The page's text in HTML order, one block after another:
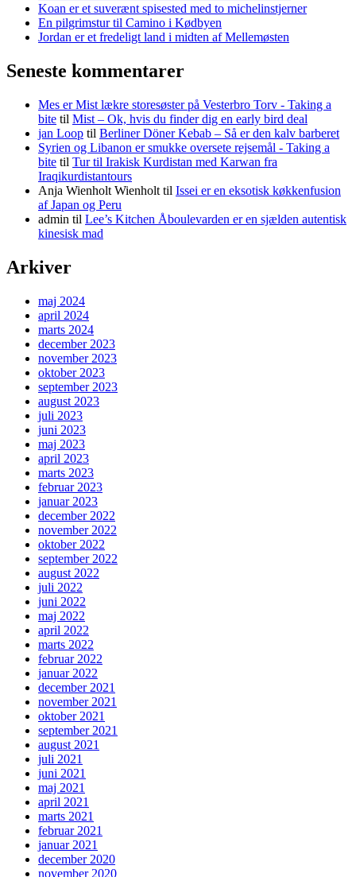
Koan er et suverænt spisested med to michelinstjerner
En pilgrimstur til Camino i Kødbyen
Jordan er et fredeligt land i midten af Mellemøsten
Seneste kommentarer
Mes er Mist lækre storesøster på Vesterbro Torv - Taking a
bite til Mist – Ok, hvis du finder dig en early bird deal
jan Loop til Berliner Döner Kebab – Så er den kalv barberet
Syrien og Libanon er smukke oversete rejsemål - Taking a
bite til Tur til Irakisk Kurdistan med Karwan fra
Iraqikurdistantours
Anja Wienholt Wienholt til Issei er en eksotisk køkkenfusion
af Japan og Peru
admin til Lee’s Kitchen Åboulevarden er en sjælden autentisk
kinesisk mad
Arkiver
maj 2024
april 2024
marts 2024
december 2023
november 2023
oktober 2023
september 2023
august 2023
juli 2023
juni 2023
maj 2023
april 2023
marts 2023
februar 2023
januar 2023
december 2022
november 2022
oktober 2022
september 2022
august 2022
juli 2022
juni 2022
maj 2022
april 2022
marts 2022
februar 2022
januar 2022
december 2021
november 2021
oktober 2021
september 2021
august 2021
juli 2021
juni 2021
maj 2021
april 2021
marts 2021
februar 2021
januar 2021
december 2020
november 2020